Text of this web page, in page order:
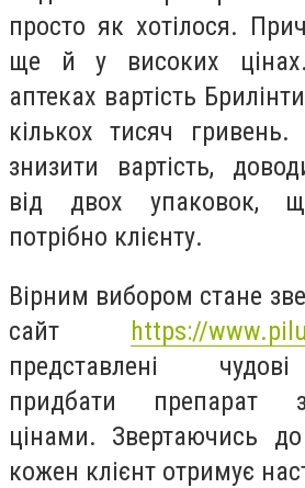
просто як хотілося.
ще й у високих
аптеках вартість
кількох тисяч
знизити вартість,
від двох упаковок,
потрібно клієнту.
Вірним вибором стане
сайт https://
представлені
придбати препарат
цінами. Звертаючись
кожен клієнт отримує